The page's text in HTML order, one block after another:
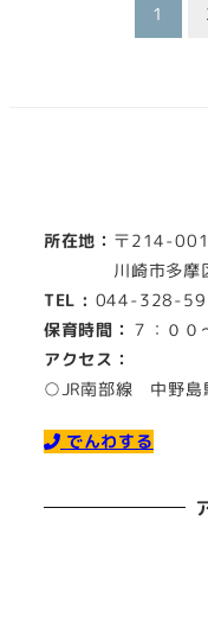
ジ
送
り
1
所在地： 〒214-
川崎市多摩区中
TEL : 044-328-
保育時間： ７：００
アクセス：
○JR南部線 中野島
でんわする